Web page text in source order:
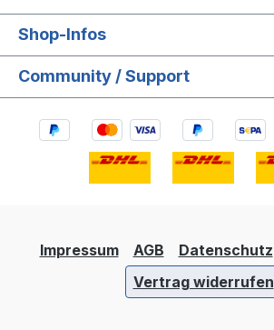
Shop-Infos
Community / Support
Impressum AGB Datenschutz
Vertrag widerrufen